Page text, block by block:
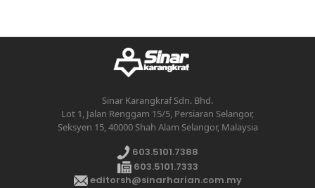
Sinar Karangkraf Sdn. Bhd.
Lot 1, Jalan Renggam 15/5, Persiaran Selangor,
Seksyen 15, 40000 Shah Alam Selangor, Malaysia
603.5101.7388
603.5101.7333
editorsh@sinarharian.com.my